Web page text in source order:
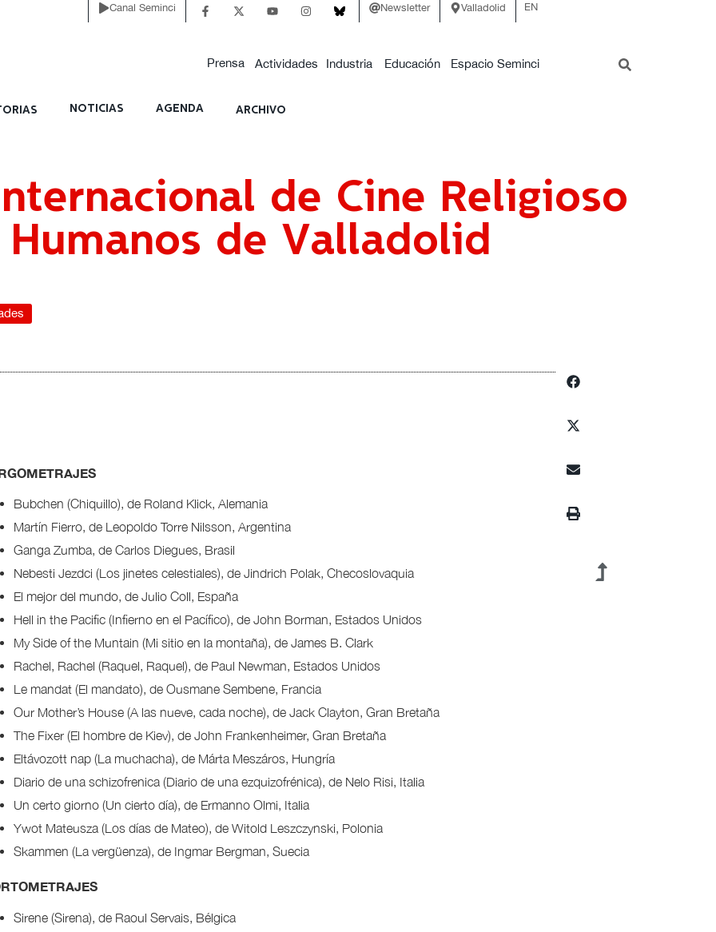
Canal Seminci Newsletter Valladolid EN
Prensa Actividades Industria Educación Espacio Seminci
NOTICIAS AGENDA ARCHIVO
de Cine Religioso
de Valladolid
Bubchen (Chiquillo), de Roland Klick, Alemania
Martín Fierro, de Leopoldo Torre Nilsson, Argentina
Ganga Zumba, de Carlos Diegues, Brasil
Nebesti Jezdci (Los jinetes celestiales), de Jindrich Polak, Checoslovaquia
El mejor del mundo, de Julio Coll, España
Hell in the Pacific (Infierno en el Pacífico), de John Borman, Estados Unidos
My Side of the Muntain (Mi sitio en la montaña), de James B. Clark
Rachel, Rachel (Raquel, Raquel), de Paul Newman, Estados Unidos
Le mandat (El mandato), de Ousmane Sembene, Francia
Our Mother’s House (A las nueve, cada noche), de Jack Clayton, Gran Bretaña
The Fixer (El hombre de Kiev), de John Frankenheimer, Gran Bretaña
Eltávozott nap (La muchacha), de Márta Meszáros, Hungría
Diario de una schizofrenica (Diario de una ezquizofrénica), de Nelo Risi, Italia
Un certo giorno (Un cierto día), de Ermanno Olmi, Italia
Ywot Mateusza (Los días de Mateo), de Witold Leszczynski, Polonia
Skammen (La vergüenza), de Ingmar Bergman, Suecia
Sirene (Sirena), de Raoul Servais, Bélgica